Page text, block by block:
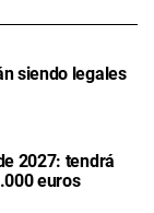
siendo legales
2027: tendrá
euros